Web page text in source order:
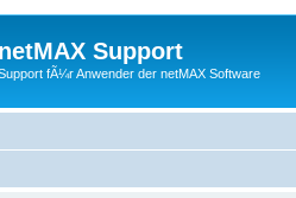
netMAX Support
fÃ¼r Anwender der netMAX Software